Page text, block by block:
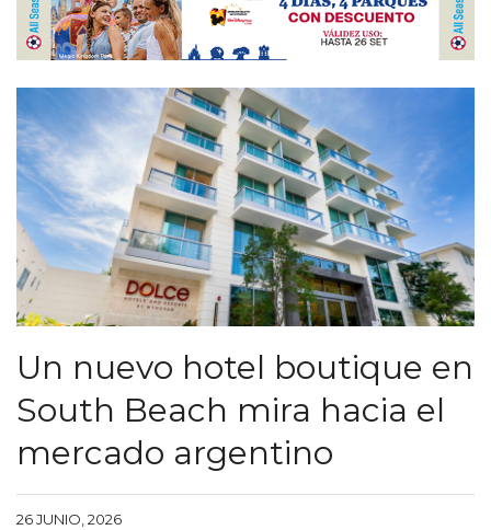
Un nuevo hotel boutique en
South Beach mira hacia el
mercado argentino
26 JUNIO, 2026